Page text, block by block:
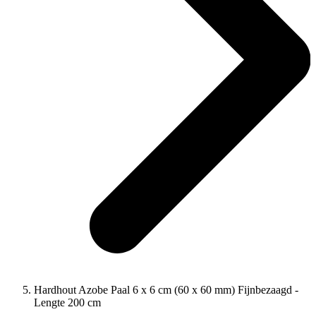
Hardhout Azobe Paal 6 x 6 cm (60 x 60 mm) Fijnbezaagd -
Lengte 200 cm